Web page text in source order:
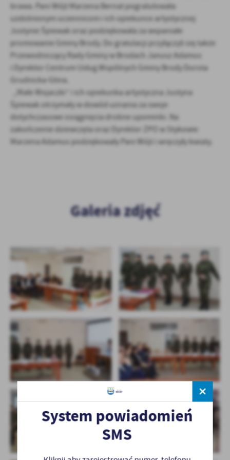
brawa. Pani Wójt Marzena Bernat pogratulowała
uzdolnionym uczennicom i ich opiekunce artystycznej
Justynie Śpiewak oraz podziękowała za wspaniałe
promowanie Gminy Brody. Do gratulacji przyłączyli się także
Przewodniczący Rady Gminy w Brodach Janusz Adamus
i Dyrektor Centrum Usług Wspólnych Gminy Brody Dorota
Grudnicka-Glina.
„Małe Wojaczki” i ich opiekunka artystyczna Justyna
Śpiewak otrzymały w dowód uznania za swoje
dotychczasowe osiągnięcia drobne upominki. Na
zakończenie dziewczęta oraz Dyrektor ZPO w Stykowie
Marzena Adamus podziękowały Pani Wójt i wręczyły kwiaty.
Galeria zdjęć
System powiadomień
SMS